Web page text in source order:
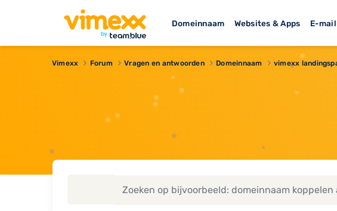
Domeinnaam Websites & Apps E-mail
Vimexx Forum Vragen en antwoorden Domeinnaam vimexx